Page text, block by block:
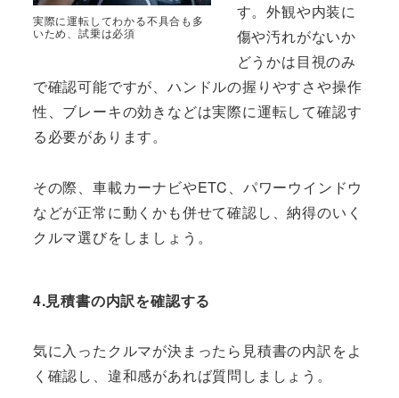
実際に運転してわかる不具合も多
いため、試乗は必須
す。外観や内装に
傷や汚れがないか
どうかは目視のみ
で確認可能ですが、ハンドルの握りやすさや操作
性、ブレーキの効きなどは実際に運転して確認す
る必要があります。
その際、車載カーナビやETC、パワーウインドウ
などが正常に動くかも併せて確認し、納得のいく
クルマ選びをしましょう。
4.見積書の内訳を確認する
気に入ったクルマが決まったら見積書の内訳をよ
く確認し、違和感があれば質問しましょう。